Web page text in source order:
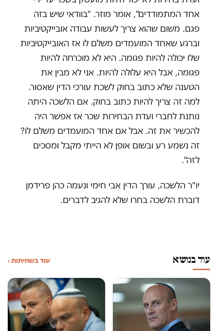
אחד המתמודדים", אומר מוזר. "בוודאי שיש בזה
פגם. משום שהוא צריך לעשות עבודה אובייקטיביות
וברגע שאחד המועמדים משלם לו אז האובייקטיביות
שלו יכולה להיות פגומה. היא לא מוכרחה להיות
פגומה, אבל היא עלולה להיות. אני לא מבין את
הטענה שלא כתוב בחוק לשכת עורכי הדין שאסור.
למה זה צריך להיות כתוב בחוק. אם הלשכה היתה
נותנת לחברי ועדת הבחירות שכר אז אפשר היה
להכשיר את זה. אבל אם אחד המועמדים משלם לו?
זה נשמע רע ובשום אופן לא הייתי מקבל ומסכים
לזה".
יו"ר הלשכה, עורך הדין אבי חימי ונעמה כהן פרידמן
דוברת הלשכה בחרו שלא להגיב לדברים.
עוד בנושא עוד בשחיתות ›